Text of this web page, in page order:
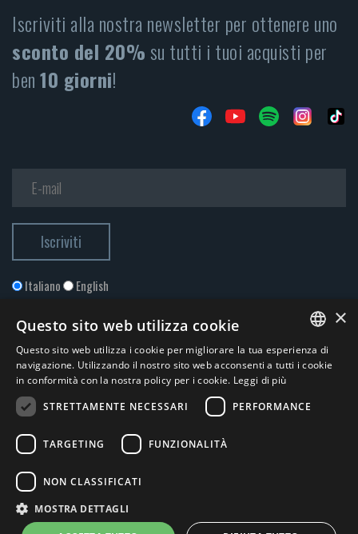
Iscriviti alla nostra newsletter per ottenere uno
sconto del 20%su tutti i tuoi acquisti per
ben10 giorni!
Italiano English
Accetto la Privacy Policy*
© 2026 ERGA srl - P.IVA 11173870152 | HALIDON srl - P.IVA 12885130158
- Licenza SIAE n. 2262/I/1528 - 3020/I/1528 - n. 8064 -
ITALIAN
×
Questo sito web utilizza cookie
Questo sito web utilizza i cookie per migliorare la tua esperienza di
navigazione. Utilizzando il nostro sito web acconsenti a tutti i cookie
in conformità con la nostra policy per i cookie. Leggi di più
STRETTAMENTE NECESSARI
PERFORMANCE
TARGETING FUNZIONALITÀ
NON CLASSIFICATI
MOSTRA DETTAGLI